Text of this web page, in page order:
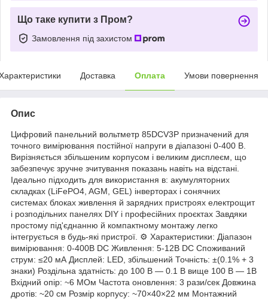
Що таке купити з Пром?
Замовлення під захистом
Доставка Оплата Умови повернення
Опис
Цифровий панельний вольтметр 85DCV3P призначений для
точного вимірювання постійної напруги в діапазоні 0-400 В.
Вирізняється збільшеним корпусом і великим дисплеєм, що
забезпечує зручне зчитування показань навіть на відстані.
Ідеально підходить для використання в: акумуляторних
складках (LiFePO4, AGM, GEL) інверторах і сонячних
системах блоках живлення й зарядних пристроях електрощит
і розподільних панелях DIY і професійних проєктах Завдяки
простому під'єднанню й компактному монтажу легко
інтегрується в будь-які пристрої. ⚙️ Характеристики: Діапазон
вимірювання: 0-400В DC Живлення: 5-12В DC Споживаний
струм: ≤20 мА Дисплей: LED, збільшений Точність: ±(0.1% + 3
знаки) Роздільна здатність: до 100 В — 0.1 В вище 100 В — 1В
Вхідний опір: ~6 МОм Частота оновлення: 3 рази/сек Довжина
дротів: ~20 см Розмір корпусу: ~70×40×22 мм Монтажний